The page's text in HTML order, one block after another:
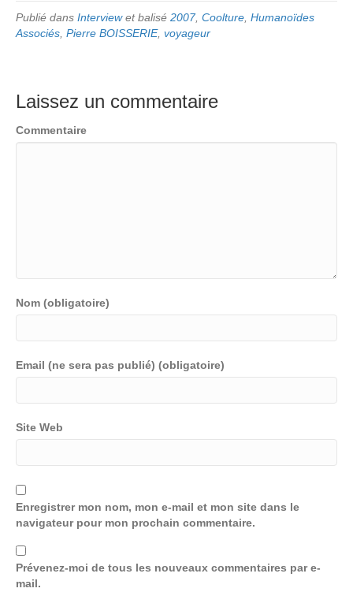
Publié dans Interviewet balisé 2007, Coolture Humanoïdes
Associés Pierre BOISSERIE, voyageur
Laissez un commentaire
Commentaire
Nom (obligatoire)
Email (ne sera pas publié) (obligatoire)
Site Web
Enregistrer mon nom, mon e-mail et mon site dans le
navigateur pour mon prochain commentaire.
Prévenez-moi de tous les nouveaux commentaires par e-
mail.